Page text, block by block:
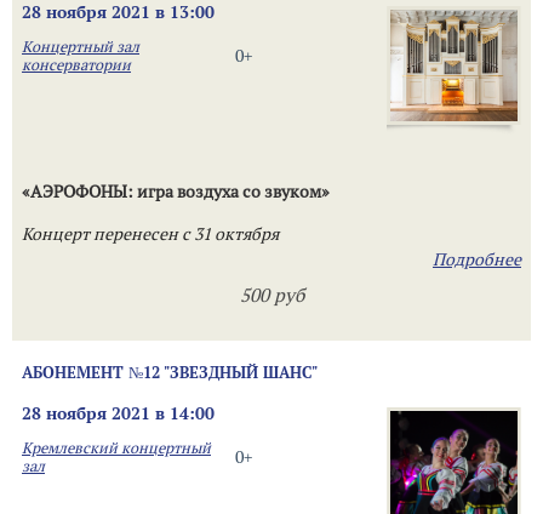
28 ноября 2021 в 13:00
0+
Концертный зал
консерватории
«АЭРОФОНЫ: игра воздуха со звуком»
Концерт перенесен с 31 октября
Подробнее
500 руб
АБОНЕМЕНТ №12 "ЗВЕЗДНЫЙ ШАНС"
28 ноября 2021 в 14:00
0+
Кремлевский концертный
зал